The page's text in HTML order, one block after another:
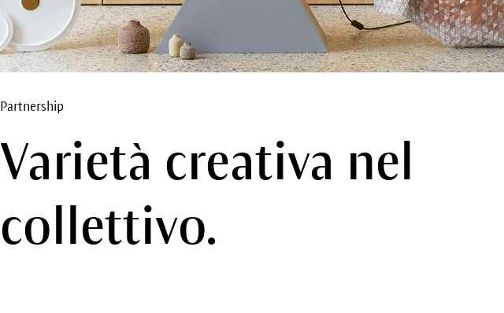
Partnership
Varietà creativa nel
collettivo.